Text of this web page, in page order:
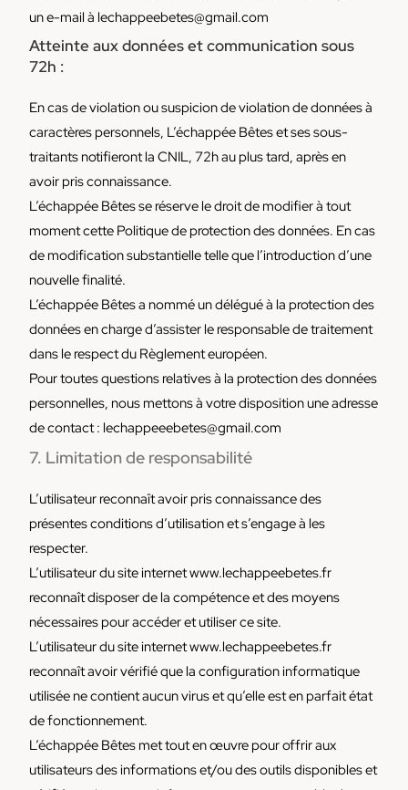
un e-mail à lechappeebetes@gmail.com
Atteinte aux données et communication sous
72h :
En cas de violation ou suspicion de violation de données à
caractères personnels, L’échappée Bêtes et ses sous-
traitants notifieront la CNIL, 72h au plus tard, après en
avoir pris connaissance.
L’échappée Bêtes se réserve le droit de modifier à tout
moment cette Politique de protection des données. En cas
de modification substantielle telle que l’introduction d’une
nouvelle finalité.
L’échappée Bêtes a nommé un délégué à la protection des
données en charge d’assister le responsable de traitement
dans le respect du Règlement européen.
Pour toutes questions relatives à la protection des données
personnelles, nous mettons à votre disposition une adresse
de contact : lechappeeebetes@gmail.com
7. Limitation de responsabilité
L’utilisateur reconnaît avoir pris connaissance des
présentes conditions d’utilisation et s’engage à les
respecter.
L’utilisateur du site internet www.lechappeebetes.fr
reconnaît disposer de la compétence et des moyens
nécessaires pour accéder et utiliser ce site.
L’utilisateur du site internet www.lechappeebetes.fr
reconnaît avoir vérifié que la configuration informatique
utilisée ne contient aucun virus et qu’elle est en parfait état
de fonctionnement.
L’échappée Bêtes met tout en œuvre pour offrir aux
utilisateurs des informations et/ou des outils disponibles et